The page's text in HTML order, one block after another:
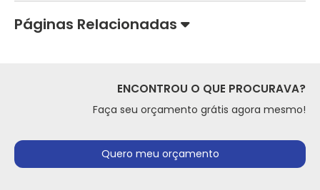
Páginas Relacionadas
ENCONTROU O QUE PROCURAVA?
Faça seu orçamento grátis agora mesmo!
Quero meu orçamento